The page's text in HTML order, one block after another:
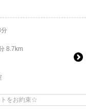
分
8.7km
トをお約束☆